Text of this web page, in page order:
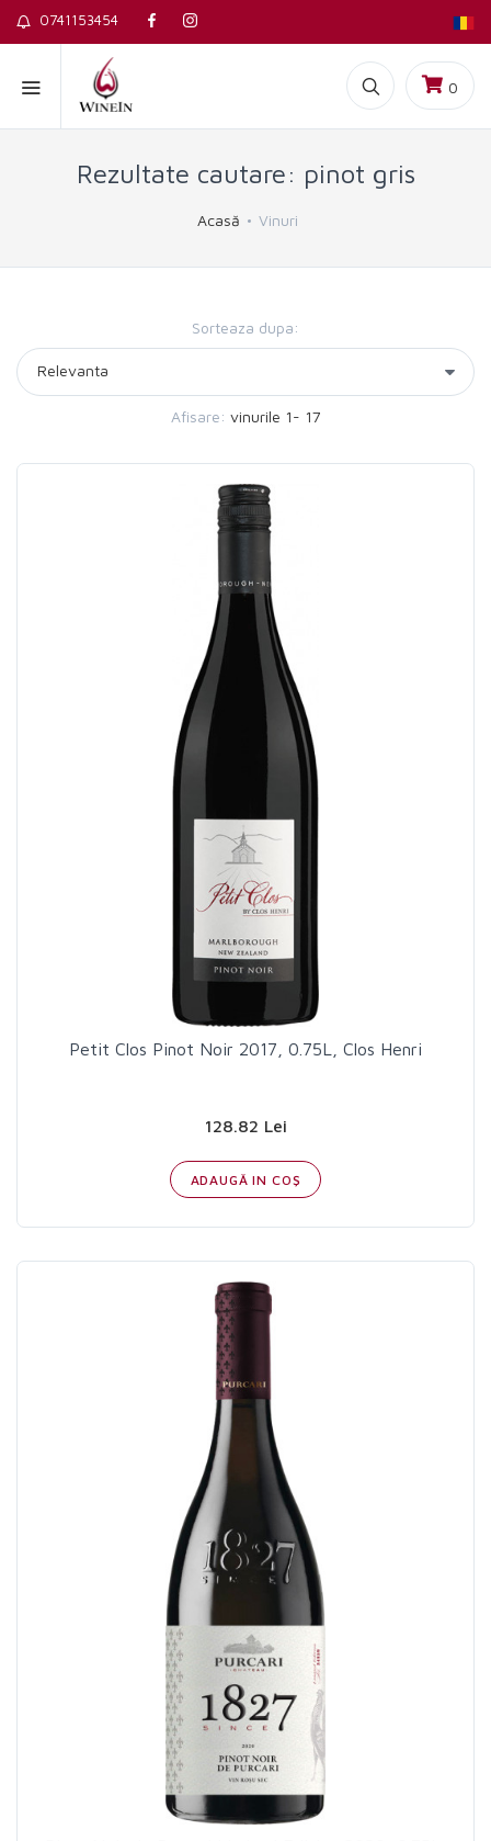
0741153454
0
Rezultate cautare: pinot gris
Acasă Vinuri
Sorteaza dupa:
Afisare: vinurile 1- 17
Petit Clos Pinot Noir 2017, 0.75L, Clos Henri
128.82 Lei
ADAUGĂ IN COŞ